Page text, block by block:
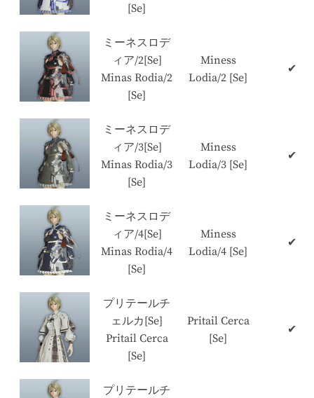
[Se]
ミーネスロデ
ィア/2[Se]
Minas Rodia/2
[Se]
Miness
Lodia/2 [Se]
✔
ミーネスロデ
ィア/3[Se]
Minas Rodia/3
[Se]
Miness
Lodia/3 [Se]
✔
ミーネスロデ
ィア/4[Se]
Minas Rodia/4
[Se]
Miness
Lodia/4 [Se]
✔
プリテールチ
ェルカ[Se]
Pritail Cerca
[Se]
Pritail Cerca
[Se]
✔
プリテールチ